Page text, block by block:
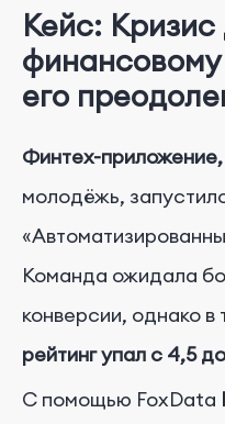
Кейс: Кризис
его
Финтех-приложение,
молодёжь,
Команда ожидала
конверсии, однако в
рейтинг упал с 4,5
С помощью FoxData